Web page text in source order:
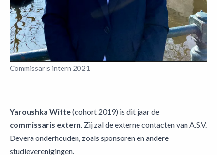
Commissaris intern 2021
Yaroushka Witte(cohort 2019) is dit jaar de
commissaris extern. Zij zal de externe contacten van A.S.V.
Devera onderhouden, zoals sponsoren en andere
studieverenigingen.